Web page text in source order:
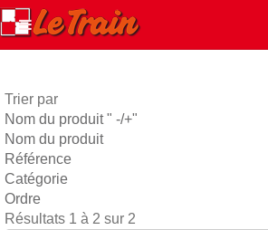
Trier par
Nom du produit " -/+"
Nom du produit
Référence
Catégorie
Ordre
Résultats 1 à 2 sur 2